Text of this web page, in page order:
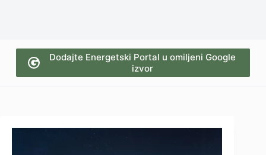
Dodajte Energetski Portal u omiljeni Google
izvor